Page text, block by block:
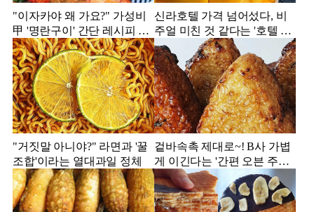
"이자카야 왜 가요?" 가성비
甲 '명란구이' 간단 레시피 공
개
신라호텔 가격 넘어섰다, 비
주얼 미친 것 같다는 '호텔 빙
수' 모음집
"거짓말 아니야?" 라면과 '꿀
조합'이라는 열대과일 정체
겉바속촉 제대로~! B사 가볍
게 이긴다는 '간편 오븐 주먹
밥' 정체